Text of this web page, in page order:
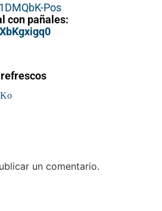
Pos
con pañales:
un comentario.
libro: Unas matemáticas
para todos